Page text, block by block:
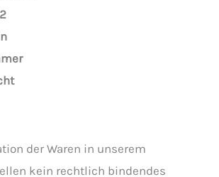
der Waren in unserem
kein rechtlich bindendes